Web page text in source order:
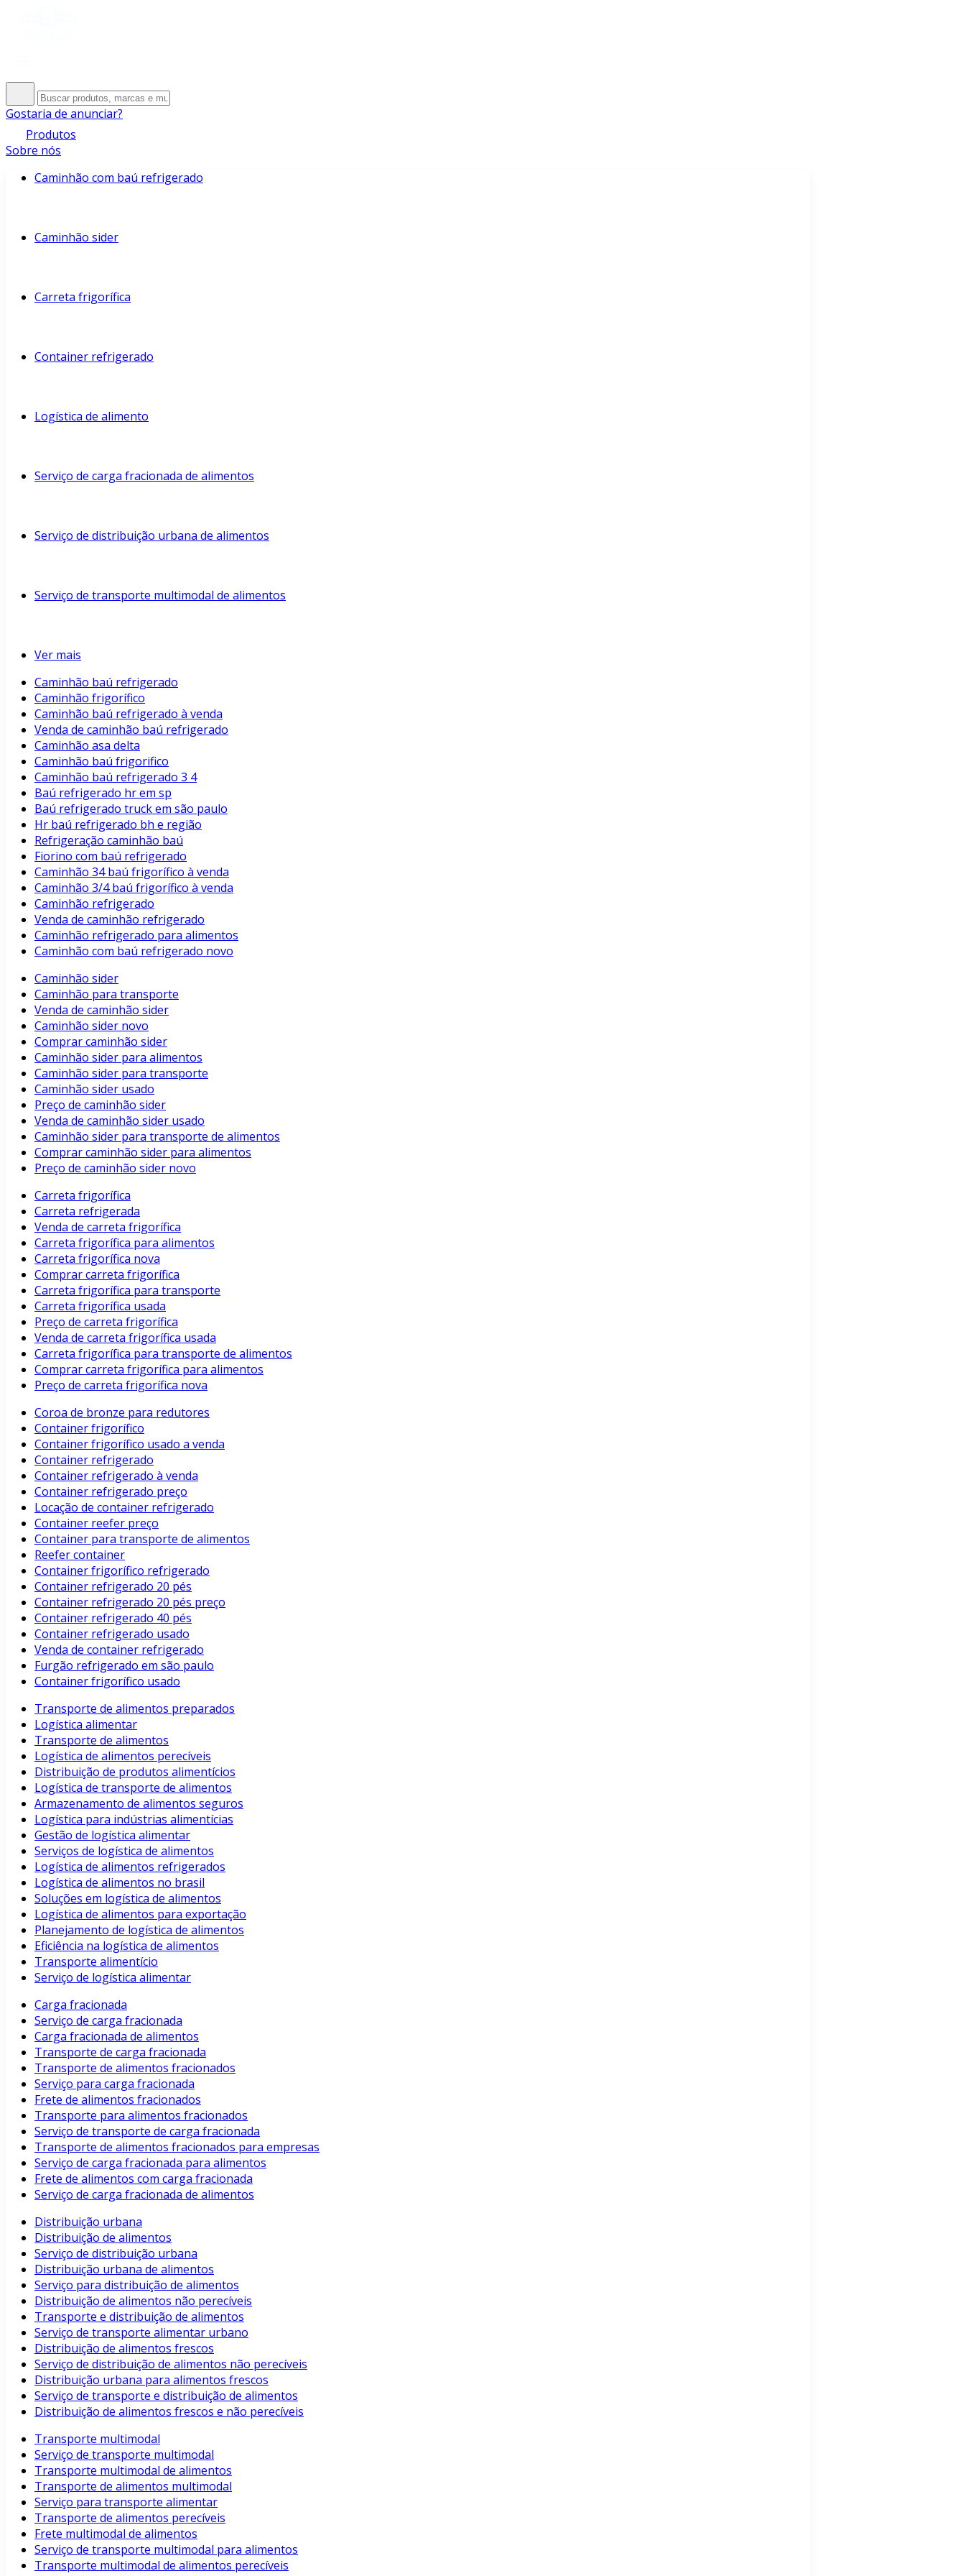
Gostaria de anunciar?
Produtos
Sobre nós
Caminhão com baú refrigerado
Caminhão sider
Carreta frigorífica
Container refrigerado
Logística de alimento
Serviço de carga fracionada de alimentos
Serviço de distribuição urbana de alimentos
Serviço de transporte multimodal de alimentos
Ver mais
Caminhão baú refrigerado
Caminhão frigorífico
Caminhão baú refrigerado à venda
Venda de caminhão baú refrigerado
Caminhão asa delta
Caminhão baú frigorifico
Caminhão baú refrigerado 3 4
Baú refrigerado hr em sp
Baú refrigerado truck em são paulo
Hr baú refrigerado bh e região
Refrigeração caminhão baú
Fiorino com baú refrigerado
Caminhão 34 baú frigorífico à venda
Caminhão 3/4 baú frigorífico à venda
Caminhão refrigerado
Venda de caminhão refrigerado
Caminhão refrigerado para alimentos
Caminhão com baú refrigerado novo
Caminhão sider
Caminhão para transporte
Venda de caminhão sider
Caminhão sider novo
Comprar caminhão sider
Caminhão sider para alimentos
Caminhão sider para transporte
Caminhão sider usado
Preço de caminhão sider
Venda de caminhão sider usado
Caminhão sider para transporte de alimentos
Comprar caminhão sider para alimentos
Preço de caminhão sider novo
Carreta frigorífica
Carreta refrigerada
Venda de carreta frigorífica
Carreta frigorífica para alimentos
Carreta frigorífica nova
Comprar carreta frigorífica
Carreta frigorífica para transporte
Carreta frigorífica usada
Preço de carreta frigorífica
Venda de carreta frigorífica usada
Carreta frigorífica para transporte de alimentos
Comprar carreta frigorífica para alimentos
Preço de carreta frigorífica nova
Coroa de bronze para redutores
Container frigorífico
Container frigorífico usado a venda
Container refrigerado
Container refrigerado à venda
Container refrigerado preço
Locação de container refrigerado
Container reefer preço
Container para transporte de alimentos
Reefer container
Container frigorífico refrigerado
Container refrigerado 20 pés
Container refrigerado 20 pés preço
Container refrigerado 40 pés
Container refrigerado usado
Venda de container refrigerado
Furgão refrigerado em são paulo
Container frigorífico usado
Transporte de alimentos preparados
Logística alimentar
Transporte de alimentos
Logística de alimentos perecíveis
Distribuição de produtos alimentícios
Logística de transporte de alimentos
Armazenamento de alimentos seguros
Logística para indústrias alimentícias
Gestão de logística alimentar
Serviços de logística de alimentos
Logística de alimentos refrigerados
Logística de alimentos no brasil
Soluções em logística de alimentos
Logística de alimentos para exportação
Planejamento de logística de alimentos
Eficiência na logística de alimentos
Transporte alimentício
Serviço de logística alimentar
Carga fracionada
Serviço de carga fracionada
Carga fracionada de alimentos
Transporte de carga fracionada
Transporte de alimentos fracionados
Serviço para carga fracionada
Frete de alimentos fracionados
Transporte para alimentos fracionados
Serviço de transporte de carga fracionada
Transporte de alimentos fracionados para empresas
Serviço de carga fracionada para alimentos
Frete de alimentos com carga fracionada
Serviço de carga fracionada de alimentos
Distribuição urbana
Distribuição de alimentos
Serviço de distribuição urbana
Distribuição urbana de alimentos
Serviço para distribuição de alimentos
Distribuição de alimentos não perecíveis
Transporte e distribuição de alimentos
Serviço de transporte alimentar urbano
Distribuição de alimentos frescos
Serviço de distribuição de alimentos não perecíveis
Distribuição urbana para alimentos frescos
Serviço de transporte e distribuição de alimentos
Distribuição de alimentos frescos e não perecíveis
Transporte multimodal
Serviço de transporte multimodal
Transporte multimodal de alimentos
Transporte de alimentos multimodal
Serviço para transporte alimentar
Transporte de alimentos perecíveis
Frete multimodal de alimentos
Serviço de transporte multimodal para alimentos
Transporte multimodal de alimentos perecíveis